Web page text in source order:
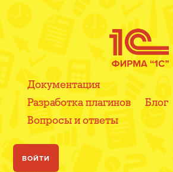
Документация
Разработка плагинов
Блог
Вопросы и ответы
ВОЙТИ